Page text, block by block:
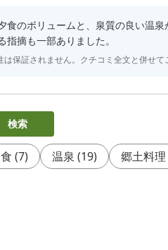
食のボリュームと、泉質の良い温
摘も一部ありました。
保証されません。クチコミ全文と併せて
検索
(7) 温泉 (19) 郷土料理